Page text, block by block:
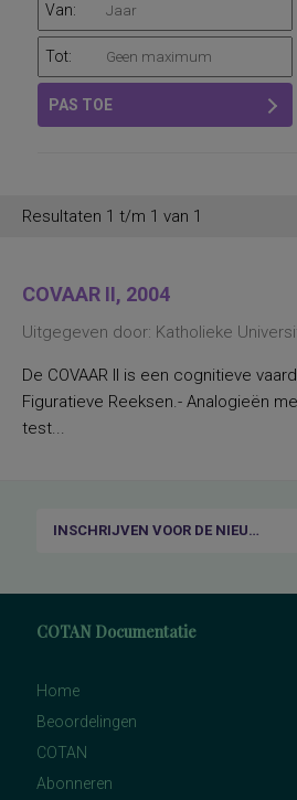
Van:
Tot:
PAS TOE
Resultaten 1 t/m 1 van 1
COVAAR II, 2004
Uitgegeven door: Katholieke
De COVAAR II is een cognitieve
Figuratieve Reeksen.- Analogieën
test...
INSCHRIJVEN VOOR DE NIEUWSBRIEF
COTAN Documentatie
Home
Beoordelingen
COTAN
Abonneren